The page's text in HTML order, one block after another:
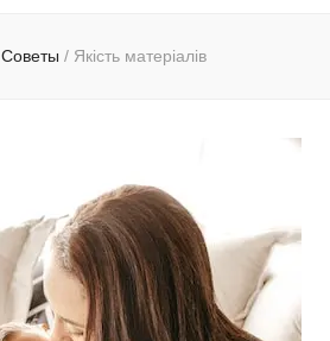
Советы / Якість матеріалів